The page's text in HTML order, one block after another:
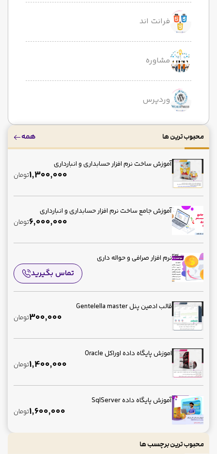
فرانت اند
مشاوره
وردپرس
محبوب ترین ها همه
آموزش ساخت نرم افزار حسابداری و انبارداری
1,300,000تومان
آموزش جامع ساخت نرم افزار حسابداری و انبارداری
6,000,000تومان
نرم افزار صرافی و حواله داری
تماس بگیرید
قالب ادمین پنل Gentelella master
300,000تومان
اموزش پایگاه داده اوراکل Oracle
1,400,000تومان
آموزش پایگاه داده SqlServer
1,600,000تومان
محبوب ترین برچسب ها